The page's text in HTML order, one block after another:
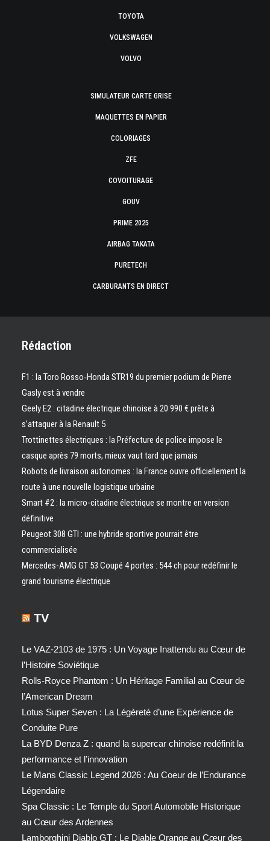
TOYOTA
VOLKSWAGEN
VOLVO
SIMULATEUR CARTE GRISE
MAQUETTES EN PAPIER
COLORIAGES
ZFE
COVOITURAGE
GOUV
PRIME 2025
AIRBAG TAKATA
PURETECH
CARBURANTS EN DIRECT
Rédaction
F1 : la Toro Rosso‑Honda STR19 du premier podium de Pierre
Gasly est à vendre
Geely E2 : citadine électrique chinoise à 20 990 € prête à
s’attaquer à la Renault 5
Trottinettes électriques : la Préfecture de police impose le
casque après 79 morts, mieux vaut tard que jamais
Robots de livraison autonomes : la France ouvre officiellement la
route à une nouvelle logistique urbaine
Smart #2 : la micro-citadine électrique se montre en version
définitive
Peugeot 308 GTI : une hybride sportive pourrait être
commercialisée
Mercedes-AMG GT 53 Coupé 4 portes : 544 ch pour redéfinir le
grand tourisme électrique
TV
Le VAZ-2103 de 1975 : Un Voyage Inattendu au Cœur de
l’Histoire Soviétique
Rolls-Royce Phantom : Un Héritage Familial au Cœur de
l’American Dream
Lotus Super Seven : La Légèreté d’une Expérience de
Conduite Pure
La BYD Denza Z : quand la supercar chinoise redéfinit la
performance et l’innovation
Le Mans Classic Legend 2026 : Au Coeur de l’Endurance
Légendaire
Spa Classic : Le Temple du Sport Automobile Historique
au Cœur des Ardennes
Lamborghini Diablo GT : Le Diable Orange au Cœur des